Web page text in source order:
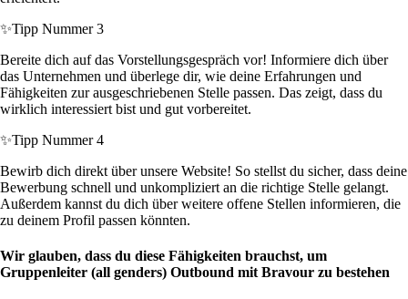
✨Tipp Nummer 3
Bereite dich auf das Vorstellungsgespräch vor! Informiere dich über
das Unternehmen und überlege dir, wie deine Erfahrungen und
Fähigkeiten zur ausgeschriebenen Stelle passen. Das zeigt, dass du
wirklich interessiert bist und gut vorbereitet.
✨Tipp Nummer 4
Bewirb dich direkt über unsere Website! So stellst du sicher, dass deine
Bewerbung schnell und unkompliziert an die richtige Stelle gelangt.
Außerdem kannst du dich über weitere offene Stellen informieren, die
zu deinem Profil passen könnten.
Wir glauben, dass du diese Fähigkeiten brauchst, um
Gruppenleiter (all genders) Outbound mit Bravour zu bestehen